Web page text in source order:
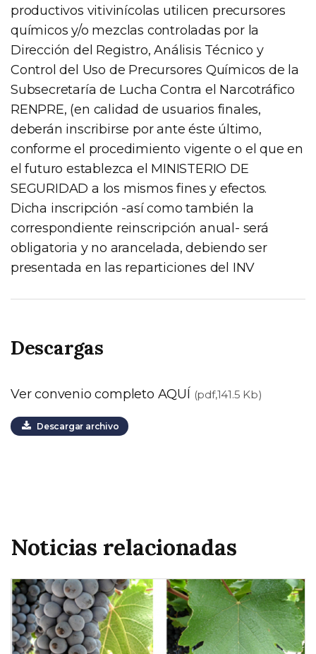
productivos vitivinícolas utilicen precursores
químicos y/o mezclas controladas por la
Dirección del Registro, Análisis Técnico y
Control del Uso de Precursores Químicos de la
Subsecretaría de Lucha Contra el Narcotráfico
RENPRE, (en calidad de usuarios finales,
deberán inscribirse por ante éste último,
conforme el procedimiento vigente o el que en
el futuro establezca el MINISTERIO DE
SEGURIDAD a los mismos fines y efectos.
Dicha inscripción -así como también la
correspondiente reinscripción anual- será
obligatoria y no arancelada, debiendo ser
presentada en las reparticiones del INV
Descargas
Ver convenio completo AQUÍ (pdf,141.5 Kb)
Descargar archivo
Noticias relacionadas